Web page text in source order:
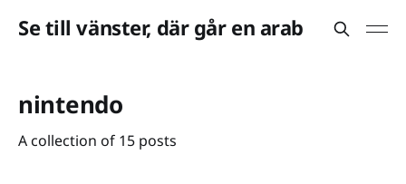
Se till vänster, där går en arab
nintendo
A collection of 15 posts